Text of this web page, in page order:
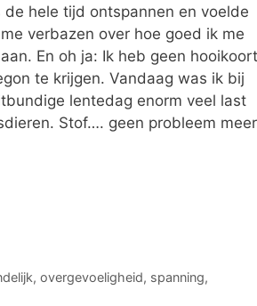
hele tijd ontspannen en voelde
verbazen over hoe goed ik me
En oh ja: Ik heb geen
te krijgen. Vandaag was ik bij
lentedag enorm veel last
Stof…. geen probleem
, overgevoeligheid, spanning,